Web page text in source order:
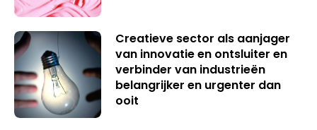
Creatieve sector als aanjager
van innovatie en ontsluiter en
verbinder van industrieën
belangrijker en urgenter dan
ooit